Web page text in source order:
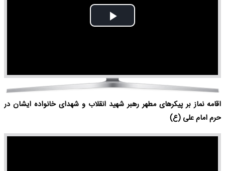
Play
اقامه نماز بر پیکرهای مطهر رهبر شهید انقلاب و شهدای خانواده ایشان در
حرم امام علی (ع)